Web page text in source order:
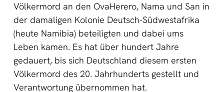
Völkermord an den OvaHerero, Nama und San in
der damaligen Kolonie Deutsch-Südwestafrika
(heute Namibia) beteiligten und dabei ums
Leben kamen. Es hat über hundert Jahre
gedauert, bis sich Deutschland diesem ersten
Völkermord des 20. Jahrhunderts gestellt und
Verantwortung übernommen hat.